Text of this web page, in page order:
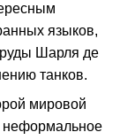
языков,
Шарля де
танков.
мировой
неформальное